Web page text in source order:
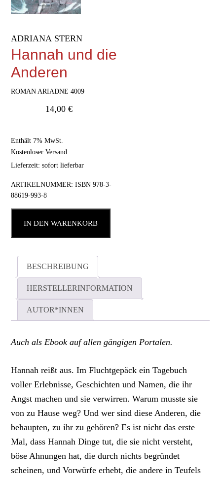
ADRIANA STERN
Hannah und die
Anderen
ROMAN ARIADNE 4009
14,00€
Enthält 7% MwSt.
Kostenloser Versand
Lieferzeit: sofort lieferbar
ARTIKELNUMMER:ISBN 978-3-
88619-993-8
IN DEN WARENKORB
BESCHREIBUNG
HERSTELLERINFORMATION
AUTOR*INNEN
Auch als Ebook auf allen gängigen Portalen.
Hannah reißt aus. Im Fluchtgepäck ein Tagebuch
voller Erlebnisse, Geschichten und Namen, die ihr
Angst machen und sie verwirren. Warum musste sie
von zu Hause weg? Und wer sind diese Anderen, die
behaupten, zu ihr zu gehören? Es ist nicht das erste
Mal, dass Hannah Dinge tut, die sie nicht versteht,
böse Ahnungen hat, die durch nichts begründet
scheinen, und Vorwürfe erhebt, die andere in Teufels